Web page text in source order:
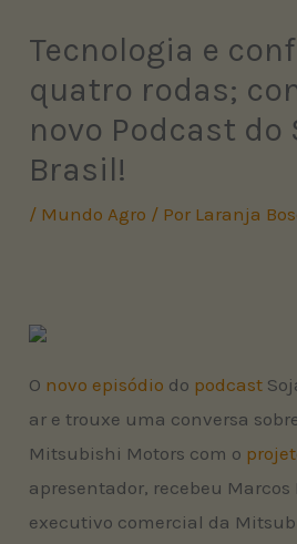
Tecnologia e
quatro rodas;
novo Podcast do
Brasil!
/ Mundo Agro / Por Laranja
O novo episódio do podcast
ar e trouxe uma conversa
Mitsubishi Motors com o
apresentador, recebeu
executivo comercial da